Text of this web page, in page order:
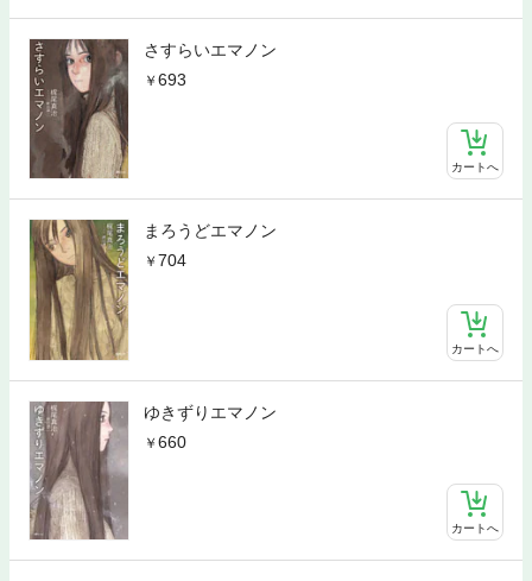
さすらいエマノン
693
カートへ
まろうどエマノン
704
カートへ
ゆきずりエマノン
660
カートへ